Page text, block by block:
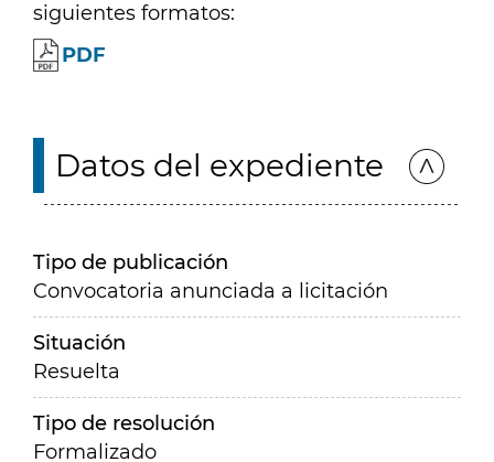
siguientes formatos:
PDF
Datos del expediente
Tipo de publicación
Convocatoria anunciada a licitación
Situación
Resuelta
Tipo de resolución
Formalizado